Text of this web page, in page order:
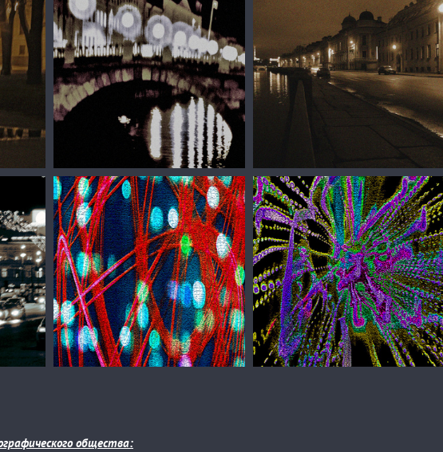
Сергей Зизюлин Сергей Зизюлин
Сергей Зизюлин Сергей Зизюлин
общества: